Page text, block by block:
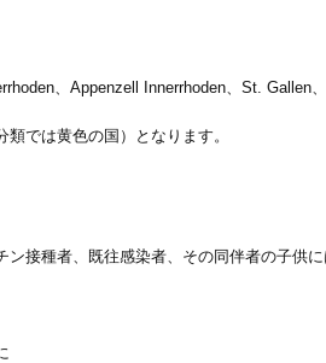
、Appenzell Innerrhoden、St. Gallen
では黄色の国）となります。
接種者、既往感染者、その同伴者の子供